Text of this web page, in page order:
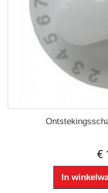
€
In